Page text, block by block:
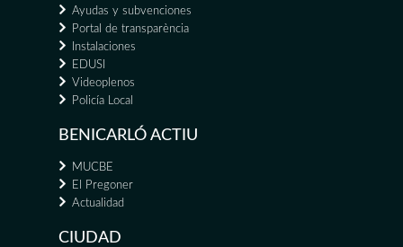
Ayudas y subvenciones
Portal de transparència
Instalaciones
EDUSI
Videoplenos
Policía Local
BENICARLÓ ACTIU
MUCBE
El Pregoner
Actualidad
CIUDAD